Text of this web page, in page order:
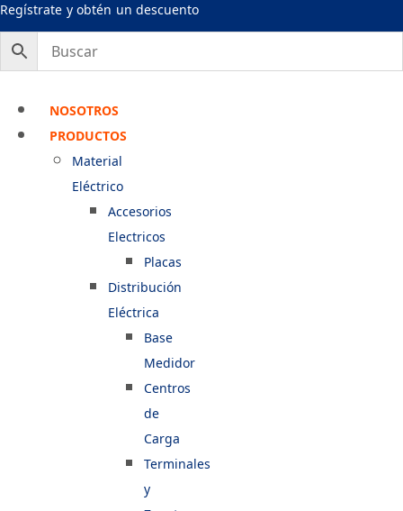
Ir
al
contenido
Regístrate y obtén un descuento
NOSOTROS
PRODUCTOS
Material
Eléctrico
Accesorios
Electricos
Placas
Distribución
Eléctrica
Base
Medidor
Centros
de
Carga
Terminales
y